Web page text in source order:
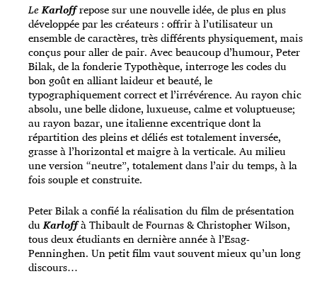
LeKarloffrepose sur une nouvelle idée, de plus en plus
développée par les créateurs : offrir à l’utilisateur un
ensemble de caractères, très différents physiquement, mais
conçus pour aller de pair. Avec beaucoup d’humour, Peter
Bilak, de la fonderie Typothèque, interroge les codes du
bon goût en alliant laideur et beauté, le
typographiquement correct et l’irrévérence. Au rayon chic
absolu, une belle didone, luxueuse, calme et voluptueuse;
au rayon bazar, une italienne excentrique dont la
répartition des pleins et déliés est totalement inversée,
grasse à l’horizontal et maigre à la verticale. Au milieu
une version “neutre”, totalement dans l’air du temps, à la
fois souple et construite.
Peter Bilak a confié la réalisation du film de présentation
duKarloffà Thibault de Fournas & Christopher Wilson,
tous deux étudiants en dernière année à l’Esag-
Penninghen. Un petit film vaut souvent mieux qu’un long
discours…